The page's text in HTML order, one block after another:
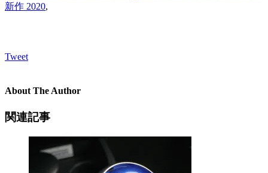
新作 2020,
Tweet
About The Author
関連記事